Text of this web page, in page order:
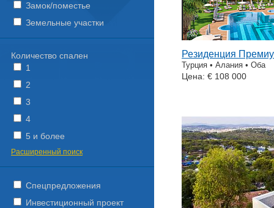
Резиденция
Турция • Алания • Оба
Цена: € 108 000
Замок/поместье
Земельные участки
Количество спален
1
2
3
4
5 и более
Расширенный поиск
Спецпредложения
Инвестиционный проект